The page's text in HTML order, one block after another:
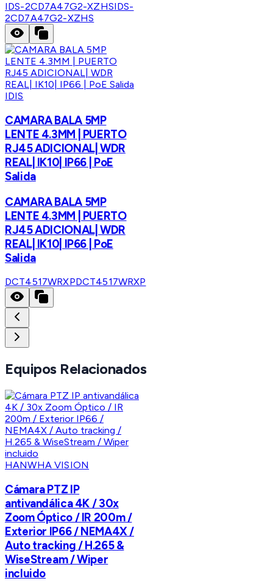
IDS-2CD7A47G2-XZHSIDS-
2CD7A47G2-XZHS
IDIS
CAMARA BALA 5MP
LENTE 4.3MM | PUERTO
RJ45 ADICIONAL| WDR
REAL| IK10| IP66 | PoE
Salida
CAMARA BALA 5MP
LENTE 4.3MM | PUERTO
RJ45 ADICIONAL| WDR
REAL| IK10| IP66 | PoE
Salida
DCT4517WRXPDCT4517WRXP
Equipos Relacionados
HANWHA VISION
Cámara PTZ IP
antivandálica 4K / 30x
Zoom Óptico / IR 200m /
Exterior IP66 / NEMA4X /
Auto tracking / H.265 &
WiseStream / Wiper
incluido